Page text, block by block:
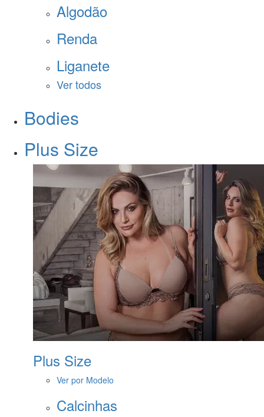
Algodão
Renda
Liganete
Ver todos
Bodies
Plus Size
Plus Size
Ver por Modelo
Calcinhas